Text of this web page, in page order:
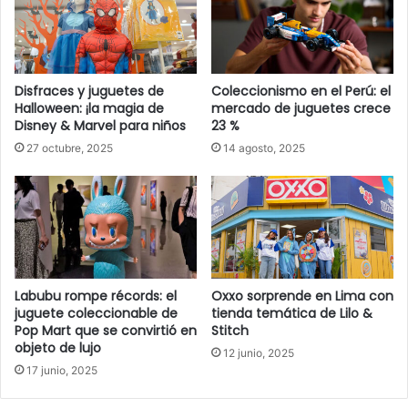
Disfraces y juguetes de
Halloween: ¡la magia de
Disney & Marvel para niños
27 octubre, 2025
Coleccionismo en el Perú: el
mercado de juguetes crece
23 %
14 agosto, 2025
Labubu rompe récords: el
juguete coleccionable de
Pop Mart que se convirtió en
objeto de lujo
17 junio, 2025
Oxxo sorprende en Lima con
tienda temática de Lilo &
Stitch
12 junio, 2025